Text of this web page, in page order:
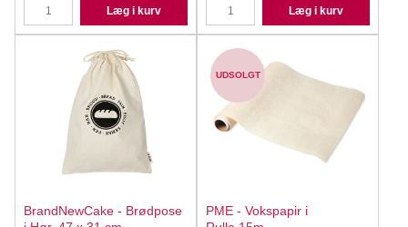
Læg i kurv Læg i kurv
BrandNewCake - Brødpose
UDSOLGT
PME - Vokspapir i